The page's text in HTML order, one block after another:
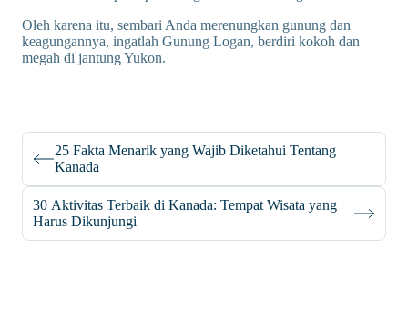
Oleh karena itu, sembari Anda merenungkan gunung dan
keagungannya, ingatlah Gunung Logan, berdiri kokoh dan
megah di jantung Yukon.
25 Fakta Menarik yang Wajib Diketahui Tentang
Kanada
30 Aktivitas Terbaik di Kanada: Tempat Wisata yang
Harus Dikunjungi